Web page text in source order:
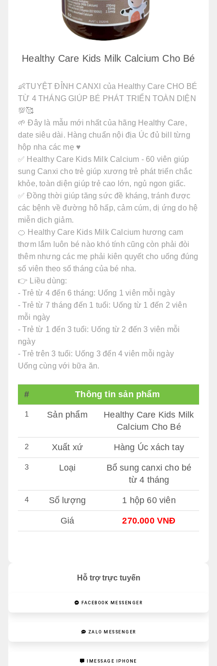
Hỗ trợ trực tuyến
FACEBOOK MESSENGER
ZALO MESSENGER
IMESSAGE IPHONE
Healthy Care Kids Milk Calcium Cho Bé
👶TUYỆT ĐỈNH CANXI của Healthy Care CHO BÉ
TỪ 4 THÁNG GIÚP BÉ PHÁT TRIỂN TOÀN DIỆN
💯🥰
🌱 Đây là mẫu mới nhất của hãng Healthy Care,
date siêu dài. Hàng chuẩn nội địa Úc đủ bill từng
hộp nha các mẹ ♥️
✅ Healthy Care Kids Milk Calcium - 60 viên giúp
sung Canxi cho trẻ giúp xương trẻ phát triển chắc
khỏe, toàn diện giúp trẻ cao lớn, ngủ ngon giấc.
✅ Đồng thời giúp tăng sức đề kháng, tránh được
các bệnh về đường hô hấp, cảm cúm, dị ứng do hệ
miễn dịch giảm.
🍊 Healthy Care Kids Milk Calcium hương cam
thơm lắm luôn bé nào khó tính cũng còn phải đòi
thêm nhưng các mẹ phải kiên quyết cho uống đúng
số viên theo số tháng của bé nha.
👉 Liều dùng:
- Trẻ từ 4 đến 6 tháng: Uống 1 viên mỗi ngày
- Trẻ từ 7 tháng đến 1 tuổi: Uống từ 1 đến 2 viên
mỗi ngày
- Trẻ từ 1 đến 3 tuổi: Uống từ 2 đến 3 viên mỗi
ngày
- Trẻ trên 3 tuổi: Uống 3 đến 4 viên mỗi ngày
Uống cùng với bữa ăn.
# Thông tin sản phẩm
1 Sản phẩm
Healthy Care Kids Milk
Calcium Cho Bé
2 Xuất xứ Hàng Úc xách tay
3 Loại
Bổ sung canxi cho bé
từ 4 tháng
4 Số lượng 1 hộp 60 viên
Giá 270.000 VNĐ